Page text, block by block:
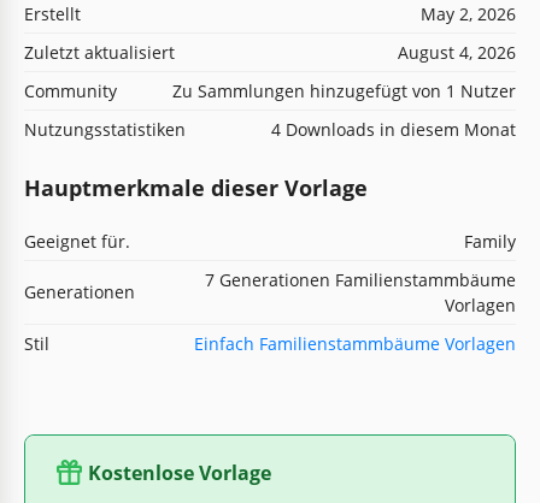
Erstellt
May 2, 2026
Zuletzt aktualisiert
August 4, 2026
Community
Zu Sammlungen hinzugefügt von 1 Nutzer
Nutzungsstatistiken
4 Downloads in diesem Monat
Hauptmerkmale dieser Vorlage
Geeignet für. Family
Generationen
7 Generationen Familienstammbäume
Vorlagen
Stil
Einfach Familienstammbäume Vorlagen
Kostenlose Vorlage